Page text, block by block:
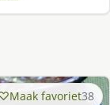
Maak favoriet38